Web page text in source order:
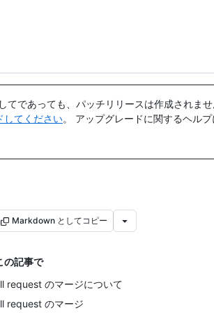
てであっても、パッチリリースは作成されま
してください。 アップグレードに関するヘル
Markdown としてコピー
の記事で
request のマージについて
request のマージ